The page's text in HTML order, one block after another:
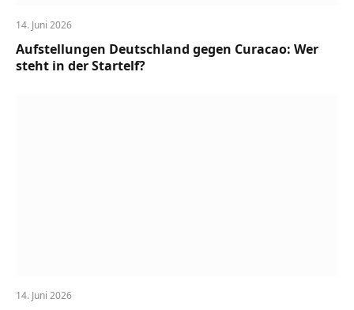
14. Juni 2026
Aufstellungen Deutschland gegen Curacao: Wer
steht in der Startelf?
14. Juni 2026